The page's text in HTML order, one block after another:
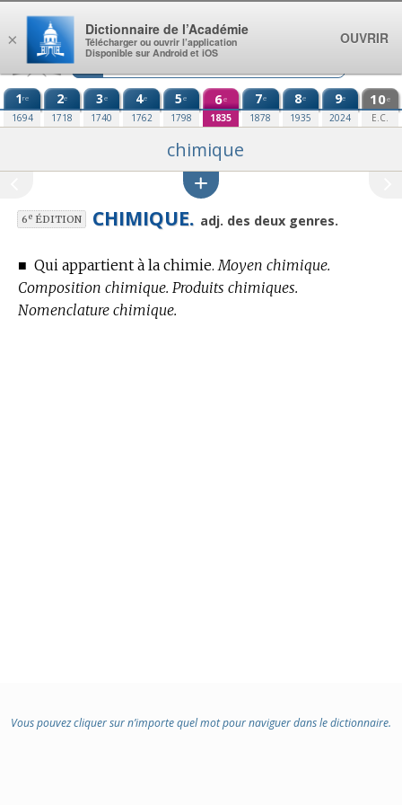
Aller au contenu
1re
1694
2e
1718
3e
1740
4e
1762
5e
1798
6e
1835
7e
1878
8e
1935
9e
2024
10e
E.C.
chimique
6eÉDITION CHIMIQUE. adj. des deux genres.
■ Qui appartient à la chimie. Moyen chimique.
Composition chimique. Produits chimiques.
Nomenclature chimique.
Vous pouvez cliquer sur n’importe quel mot pour naviguer dans le dictionnaire.
×
Dictionnaire de l’Académie
Télécharger ou ouvrir l’application
Disponible sur Android et iOS
OUVRIR